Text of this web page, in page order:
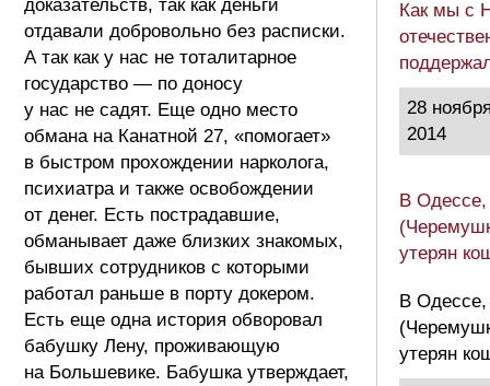
доказательств, так как деньги
отдавали добровольно без расписки.
А так как у нас не тоталитарное
государство — по доносу
у нас не садят. Еще одно место
обмана на Канатной 27, «помогает»
в быстром прохождении нарколога,
психиатра и также освобождении
от денег. Есть пострадавшие,
обманывает даже близких знакомых,
бывших сотрудников с которыми
работал раньше в порту докером.
Есть еще одна история обворовал
бабушку Лену, проживающую
на Большевике. Бабушка утверждает,
Как мы с
28
2014
В Одессе,
утерян
В Одессе,
утерян